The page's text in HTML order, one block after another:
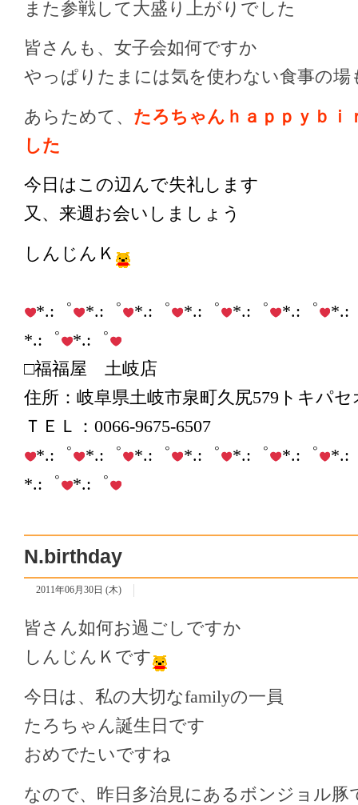
また参戦して大盛り上がりでした
皆さんも、女子会如何ですか
やっぱりたまには気を使わない食事の場
あらためて、 たろちゃんｈａｐｐｙｂｉ
した
今日はこの辺んで失礼します
又、来週お会いしましょう
しんじんＫ
*.:゜ *.:゜ *.:゜ *.:゜ *.:゜ *.:゜
*.:
*.:゜
*.:゜
□福福屋 土岐店
住所：岐阜県土岐市泉町久尻579トキパセ
ＴＥＬ：0066-9675-6507
*.:゜
*.:゜ *.:゜ *.:゜ *.:゜ *.:゜
*.:
*.:゜
*.:゜
N.birthday
2011年06月30日 (木)
皆さん如何お過ごしですか
しんじんＫです
今日は、私の大切なfamilyの一員
たろちゃん誕生日です
おめでたいですね
なので、昨日多治見にあるボンジョル豚